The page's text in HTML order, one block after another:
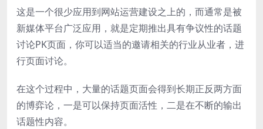
这是一个很少应用到网站运营建设之上的，而通常是被
新媒体平台广泛应用，就是定期推出具有争议性的话题
讨论PK页面，你可以适当的邀请相关的行业从业者，进
行页面讨论。
在这个过程中，大量的话题页面会得到长期正反两方面
的博弈论，一是可以保持页面活性，二是在不断的输出
话题性内容。